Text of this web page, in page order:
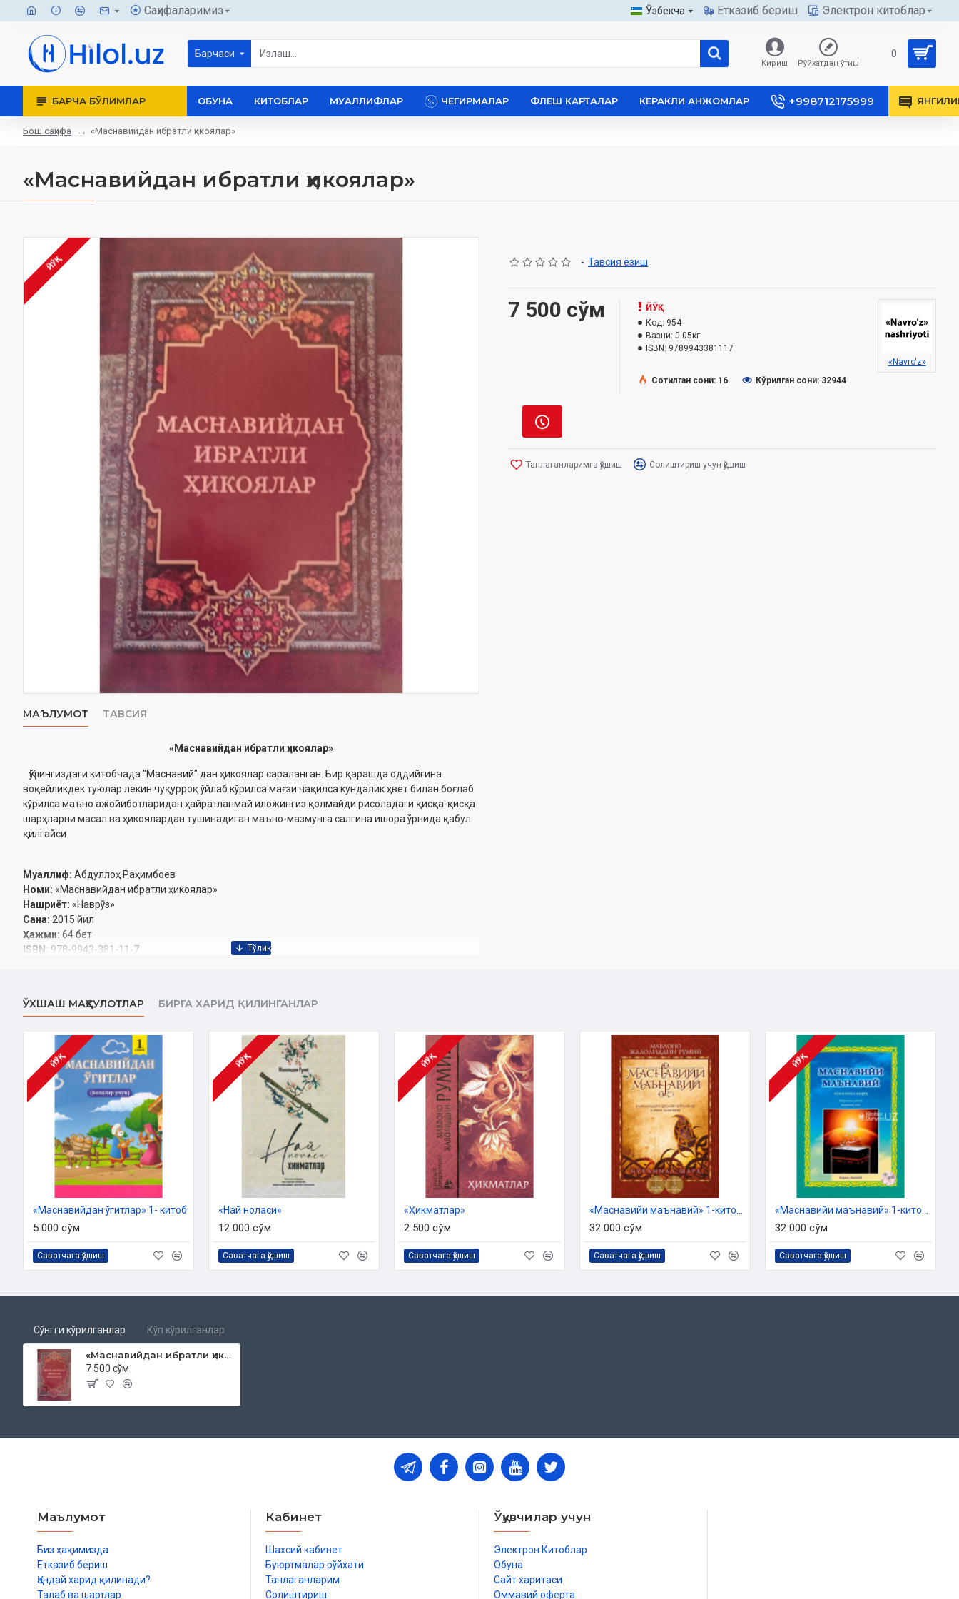
Саҳифаларимиз Ўзбекча Етказиб бериш Электрон китоблар
Барчаси
Кириш Рўйхатдан ўтиш
0
БАРЧА БЎЛИМЛАР ОБУНА КИТОБЛАР МУАЛЛИФЛАР ЧЕГИРМАЛАР ФЛЕШ КАРТАЛАР КЕРАКЛИ АНЖОМЛАР +998712175999
Бош саҳифа «Маснавийдан ибратли ҳикоялар»
«Маснавийдан ибратли ҳикоялар»
ЙЎҚ
МАЪЛУМОТ ТАВСИЯ
«Маснавийдан ибратли ҳикоялар»
Қўлингиздаги китобчада "Маснавий" дан ҳикоялар сараланган. Бир қарашда оддийгина
воқейликдек туюлар лекин чуқурроқ ўйлаб кўрилса мағзи чақилса кундалик ҳвёт билан боғлаб
кўрилса маъно ажойиботларидан ҳайратланмай иложингиз қолмайди.рисоладаги қисқа-қисқа
шарҳларни масал ва ҳикоялардан тушинадиган маъно-мазмунга салгина ишора ўрнида қабул
қилгайси
Муаллиф: Абдуллоҳ Раҳимбоев
Номи: «Маснавийдан ибратли ҳикоялар»
Нашриёт: «Наврўз»
Сана: 2015 йил
Ҳажми: 64 бет
ISBN: 978-9943-381-11-7
- Тавсия ёзиш
7 500 сўм
ЙЎҚ
Код: 954
Вазни: 0.05кг
ISBN: 9789943381117
«Navro'z»
Сотилган сони: 16
Кўрилган сони: 32944
Танлаганларимга қўшиш Солиштириш учун қўшиш
ЎХШАШ МАҲСУЛОТЛАР БИРГА ХАРИД ҚИЛИНГАНЛАР
ЙЎҚ
«Маснавийдан ўгитлар» 1- китоб
5 000 сўм
Саватчага қўшиш
ЙЎҚ
«Най ноласи»
12 000 сўм
Саватчага қўшиш
ЙЎҚ
«Ҳикматлар»
2 500 сўм
Саватчага қўшиш
32 000 сўм
Саватчага қўшиш
ЙЎҚ
32 000 сўм
Саватчага қўшиш
Сўнгги кўрилганлар Кўп кўрилганлар
«Маснавийдан ибратли ҳикоялар»
7 500 сўм
Маълумот
Биз ҳақимизда
Етказиб бериш
Қандай харид қилинади?
Талаб ва шартлар
Кабинет
Шахсий кабинет
Буюртмалар рўйхати
Танлаганларим
Солиштириш
Ўқувчилар учун
Электрон Китоблар
Обуна
Сайт харитаси
Оммавий оферта